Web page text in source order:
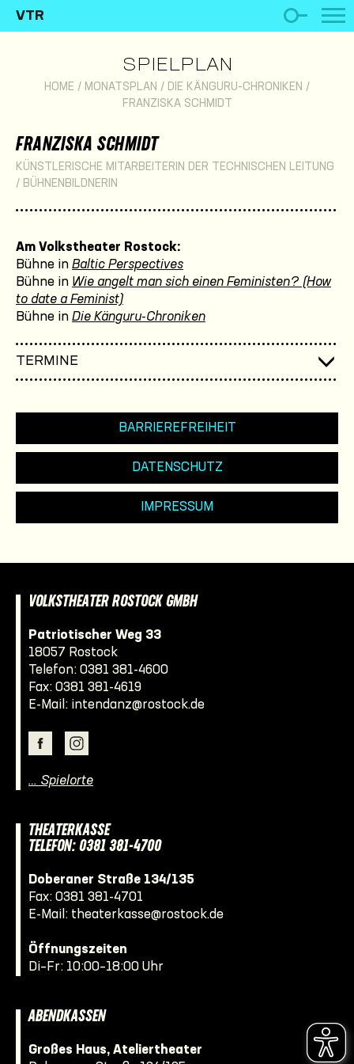
VTR
SPIELPLAN
HOME / MONATSPLAN / DIE KÄNGURU-CHRONIKEN /
FRANZISKA SCHMIDT
FRANZISKA SCHMIDT
KÜNSTLERISCHE MITARBEITERIN DER TECHNISCHEN LEITUNG
/ BÜHNENBILDNERIN
Am Volkstheater Rostock:
Bühne in Baltic Perspectives
Bühne in Wie angelt man sich einen Feministen? (How
to date a Feminist)
Bühne in Die Känguru-Chroniken
TERMINE
BARRIEREFREIHEIT
DATENSCHUTZ
IMPRESSUM
VOLKSTHEATER ROSTOCK GMBH
Patriotischer Weg 33
18057 Rostock
Telefon: 0381 381-4600
Fax: 0381 381-4619
E-Mail: intendanz@rostock.de
… Spielorte
THEATERKASSE
TELEFON: 0381 381-4700
Doberaner Straße 134/135
Fax: 0381 381-4701
E-Mail: theaterkasse@rostock.de
Öffnungszeiten
Di–Fr: 10:00–18:00 Uhr
ABENDKASSEN
Großes Haus, Ateliertheater